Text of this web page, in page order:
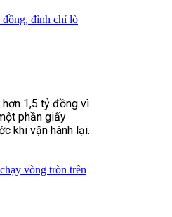
đình chỉ lò
1,5 tỷ đồng vì
phần giấy
khi vận hành lại.
vòng tròn trên